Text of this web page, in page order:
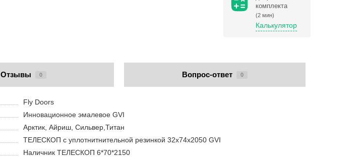
комплекта
(2 мин)
Калькулятор
Отзывы 0 Вопрос-ответ 0
Fly Doors
Инновационное эмалевое GVI
Арктик, Айриш, Сильвер,Титан
ТЕЛЕСКОП с уплотнитнительной резинкой 32х74х2050 GVI
Наличник ТЕЛЕСКОП 6*70*2150